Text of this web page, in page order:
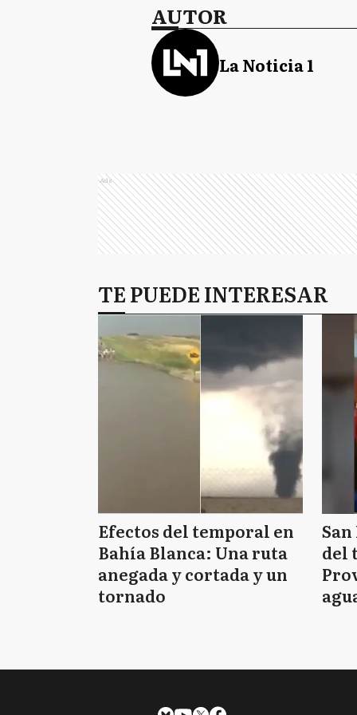
AUTOR
La Noticia 1
Ads
TE PUEDE INTERESAR
Efectos del temporal en
Bahía Blanca: Una ruta
anegada y cortada y un
tornado
del